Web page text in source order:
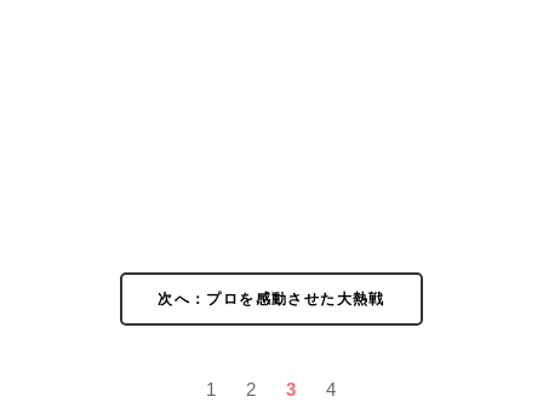
次へ：プロを感動させた大熱戦
1 2 3 4